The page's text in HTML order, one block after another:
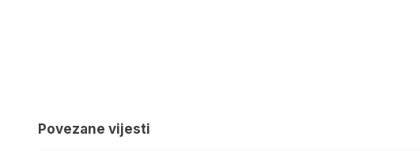
Povezane vijesti